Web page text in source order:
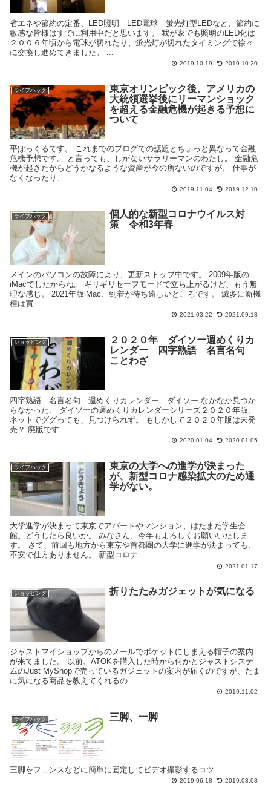
省エネや節約の定番、LED照明 LED電球 蛍光灯型LEDなど、節約に
敏感な皆様はすでに利用中だと思います。 我が家でも照明のLED化は
２００６年頃から電球が切れたり、蛍光灯が切れたタイミングで徐々
に交換し進めてきました。 ...
2019.10.19 2019.10.20
ライフハック
東京オリンピック後、アメリカの
大統領選挙後にリーマンショック
を超える金融危機が起きる予想に
ついて
平ぽっくるです。 これまでのブログでの話題とちょっと異なって金融
危機予想です。 と言っても、しがないサラリーマンのわたし。 金融危
機が起きたからどうかなるような資産が今の所ないのですが。 仕事が
なくなったり、 ...
2019.11.04 2019.12.10
ライフハック
個人的な新型コロナウイルス対
策 令和3年春
メインのパソコンの故障により、更新ストップ中です。 2009年版の
iMacでしたからね。 ギリギリセーフモードで立ち上がるけど、もう無
理な感じ。 2021年版iMac、到着が待ち遠しいところです。 滅多に新機
種は買...
2021.03.22 2021.09.18
ショッピング
２０２０年 ダイソー週めくりカ
レンダー 四字熟語 名言名句
ことわざ
四字熟語 名言名句 週めくりカレンダー ダイソー なかなか見つか
らなかった、 ダイソーの週めくりカレンダーシリーズ２０２０年版。
ネットでググっても、見つけられず。 もしかして２０２０年版は未発
売？ 廃版です...
2020.01.04 2020.01.05
ライフハック
東京の大学への進学が決まった
が、新型コロナ感染拡大のため通
学がない。
大学進学が決まって東京でアパートやマンション、はたまた学生会
館。どうしたら良いか。 みなさん、今年もよろしくお願いいたしま
す。 さて、前回も地方から東京や首都圏の大学に進学が決まっても、
不安で仕方ありません。 新型コロナ...
2021.01.17
ショッピング 折りたたみガジェットが気になる
ジャストマイショップからのメールでポケットにしまえる帽子の案内
が来てました。 以前、ATOKを購入した時から何かとジャストシステ
ムのJust MyShopで売っているガジェットの案内が届くのですが、たま
に気になる商品を教えてくれるの...
2019.11.02
ライフハック 三脚、一脚
三脚をフェンスなどに簡単に固定してビデオ撮影するコツ
2019.06.18 2019.08.08